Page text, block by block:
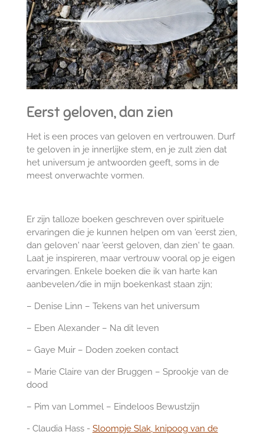
Eerst geloven, dan zien
Het is een proces van geloven en vertrouwen. Durf
te geloven in je innerlijke stem, en je zult zien dat
het universum je antwoorden geeft, soms in de
meest onverwachte vormen.
Er zijn talloze boeken geschreven over spirituele
ervaringen die je kunnen helpen om van 'eerst zien,
dan geloven' naar 'eerst geloven, dan zien' te gaan.
Laat je inspireren, maar vertrouw vooral op je eigen
ervaringen. Enkele boeken die ik van harte kan
aanbevelen/die in mijn boekenkast staan zijn;
– Denise Linn – Tekens van het universum
– Eben Alexander – Na dit leven
– Gaye Muir – Doden zoeken contact
– Marie Claire van der Bruggen – Sprookje van de
dood
– Pim van Lommel – Eindeloos Bewustzijn
- Claudia Hass - Sloompje Slak, knipoog van de